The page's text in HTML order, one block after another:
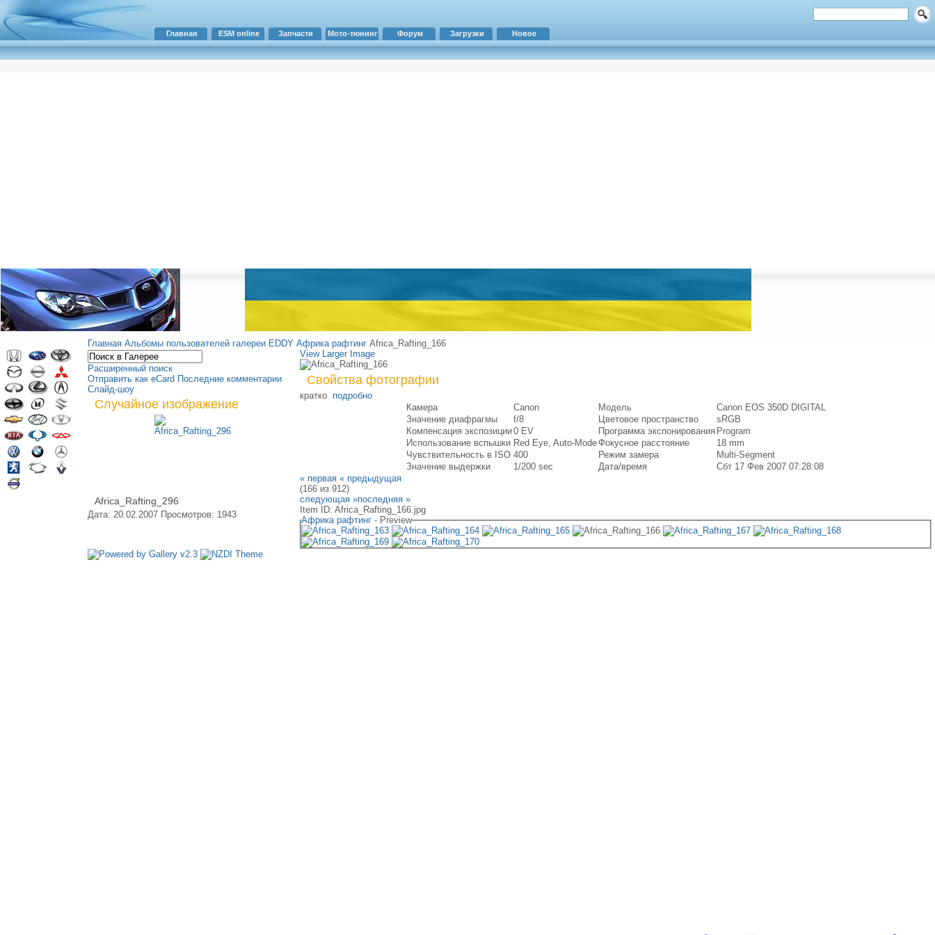
Главная ESM online Запчасти Мото-тюнинг Форум Загрузки Новое
Главная Альбомы пользователей галереи EDDY Африка рафтинг Africa_Rafting_166
Расширенный поиск
Отправить как eCard Последние комментарии
Слайд-шоу
Случайное изображение
Africa_Rafting_296
Дата: 20.02.2007 Просмотров: 1943
View Larger Image
Свойства фотографии
кратко подробно
Камера
Canon Модель
Canon EOS 350D DIGITAL
Значение диафрагмы
f/8 Цветовое пространство
sRGB
Компенсация экспозиции0 EV Программа экспонирования Program
Использование вспышки Red Eye, Auto-ModeФокусное расстояние
18 mm
Чувствительность в ISO 400 Режим замера
Multi-Segment
Значение выдержки
1/200 sec Дата/время
Сбт 17 Фев 2007 07:28:08
« первая « предыдущая
(166 из 912)
следующая »последняя »
Item ID: Africa_Rafting_166.jpg
Африка рафтинг - Preview